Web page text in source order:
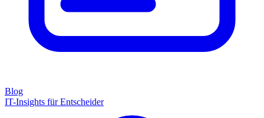
Blog
IT-Insights für Entscheider